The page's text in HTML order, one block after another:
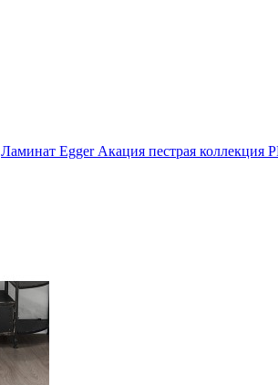
Ламинат Egger Акация пестрая коллекция